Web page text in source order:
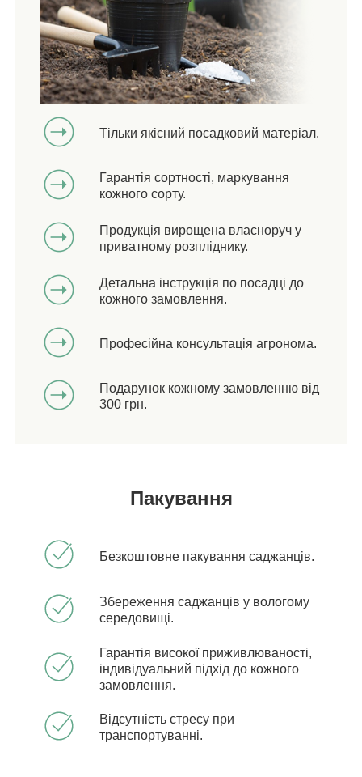
Тільки якісний посадковий матеріал.
Гарантія сортності, маркування
кожного сорту.
Продукція вирощена власноруч у
приватному розпліднику.
Детальна інструкція по посадці до
кожного замовлення.
Професійна консультація агронома.
Подарунок кожному замовленню від
300 грн.
Пакування
Безкоштовне пакування саджанців.
Збереження саджанців у вологому
середовищі.
Гарантія високої приживлюваності,
індивідуальний підхід до кожного
замовлення.
Відсутність стресу при
транспортуванні.